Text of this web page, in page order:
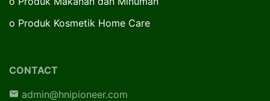
o Produk Kosmetik Home Care
CONTACT
admin@hnipioneer.com